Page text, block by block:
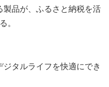
品が、ふるさと納税を活
。
タルライフを快適にでき